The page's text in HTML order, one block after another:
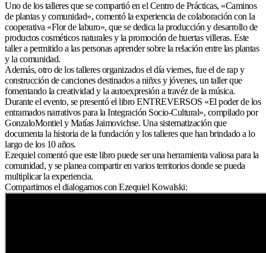
Uno de los talleres que se compartió en el Centro de Prácticas, «Caminos
de plantas y comunidad», comentó la experiencia de colaboración con la
cooperativa «Flor de laburo», que se dedica la producción y desarrollo de
productos cosméticos naturales y la promoción de huertas villeras. Este
taller a permitido a las personas aprender sobre la relación entre las plantas
y la comunidad.
Además, otro de los talleres organizados el día viernes, fue el de rap y
construcción de canciones destinados a niñxs y jóvenes, un taller que
fomentando la creatividad y la autoexpresión a travéz de la música.
Durante el evento, se presentó el libro ENTREVERSOS «El poder de los
entramados narrativos para la Integración Socio-Cultural», compilado por
GonzaloMontiel y Matías Jaimovichse. Una sistematización que
documenta la historia de la fundación y los talleres que han brindado a lo
largo de los 10 años.
Ezequiel comentó que este libro puede ser una herramienta valiosa para la
comunidad, y se planea compartir en varios territorios donde se pueda
multiplicar la experiencia.
Compartimos el dialogamos con Ezequiel Kowalski: